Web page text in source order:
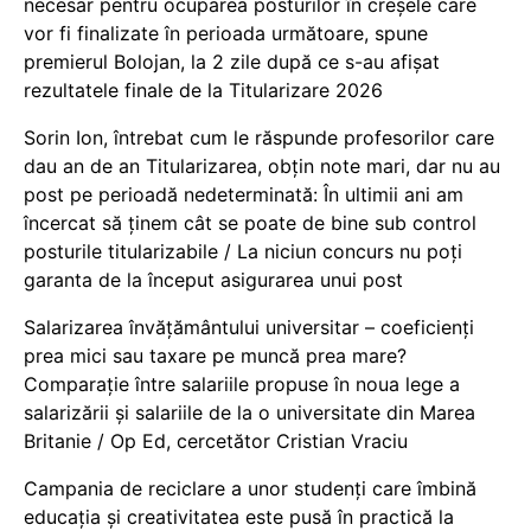
vor fi finalizate în perioada următoare, spune
premierul Bolojan, la 2 zile după ce s-au afișat
rezultatele finale de la Titularizare 2026
Sorin Ion, întrebat cum le răspunde profesorilor care
dau an de an Titularizarea, obțin note mari, dar nu au
post pe perioadă nedeterminată: În ultimii ani am
încercat să ținem cât se poate de bine sub control
posturile titularizabile / La niciun concurs nu poți
garanta de la început asigurarea unui post
Salarizarea învățământului universitar – coeficienți
prea mici sau taxare pe muncă prea mare?
Comparație între salariile propuse în noua lege a
salarizării și salariile de la o universitate din Marea
Britanie / Op Ed, cercetător Cristian Vraciu
Campania de reciclare a unor studenți care îmbină
educația și creativitatea este pusă în practică la